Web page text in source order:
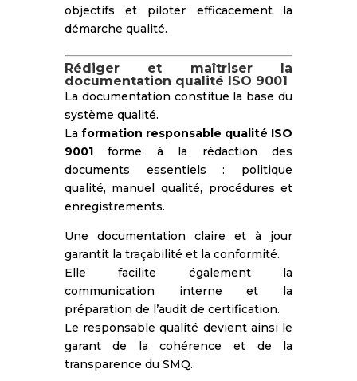
objectifs et piloter efficacement la
démarche qualité.
Rédiger et maîtriser la
documentation qualité ISO 9001
La documentation constitue la base du
système qualité.
La formation responsable qualité ISO
9001forme à la rédaction des
documents essentiels : politique
qualité, manuel qualité, procédures et
enregistrements.
Une documentation claire et à jour
garantit la traçabilité et la conformité.
Elle facilite également la
communication interne et la
préparation de l’audit de certification.
Le responsable qualité devient ainsi le
garant de la cohérence et de la
transparence du SMQ.